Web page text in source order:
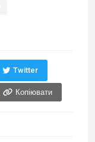
Twitter
Копіювати